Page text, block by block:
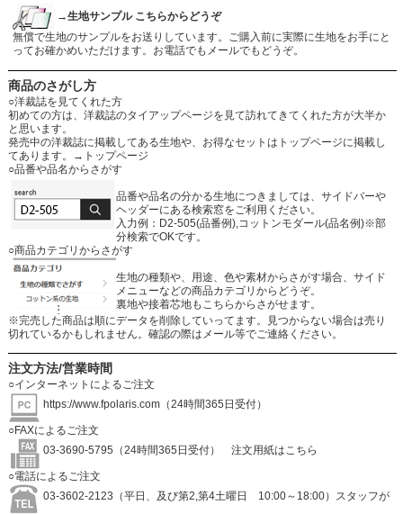
→生地サンプル こちらからどうぞ
無償で生地のサンプルをお送りしています。ご購入前に実際に生地をお手にと
ってお確かめいただけます。お電話でもメールでもどうぞ。
商品のさがし方
○洋裁誌を見てくれた方
初めての方は、洋裁誌のタイアップページを見て訪れてきてくれた方が大半か
と思います。
発売中の洋裁誌に掲載してある生地や、お得なセットはトップページに掲載し
てあります。
→トップページ
○品番や品名からさがす
品番や品名の分かる生地につきましては、サイドバーや
ヘッダーにある検索窓をご利用ください。
入力例：D2-505(品番例),コットンモダール(品名例)※部
分検索でOKです。
○商品カテゴリからさがす
生地の種類や、用途、色や素材からさがす場合、サイド
メニューなどの商品カテゴリからどうぞ。
裏地や接着芯地もこちらからさがせます。
※完売した商品は順にデータを削除していってます。見つからない場合は売り
切れているかもしれません。確認の際はメール等でご連絡ください。
注文方法/営業時間
○インターネットによるご注文
https://www.fpolaris.com（24時間365日受付）
○FAXによるご注文
03-3690-5795（24時間365日受付）
注文用紙はこちら
○電話によるご注文
03-3602-2123（平日、及び第2,第4土曜日 10:00～18:00）スタッフが